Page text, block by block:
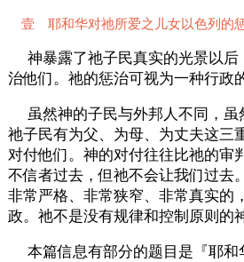
壹 耶和华对祂所爱之儿女以色列的
神暴露了祂子民真实的光景以
治他们。祂的惩治可视为一种行政
虽然神的子民与外邦人不同，
祂子民有为父、为母、为丈夫这三
对付他们。神的对付往往比祂的审
不信者过去，但祂不会让我们过去
非常严格、非常狭窄、非常真实的
政。祂不是没有规律和控制原则的
本篇信息有部分的题目是『耶